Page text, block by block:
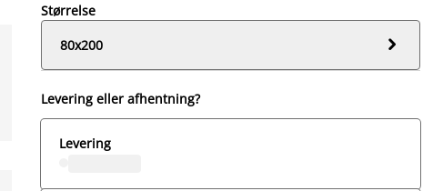
Størrelse
80x200

Levering eller afhentning?
Levering